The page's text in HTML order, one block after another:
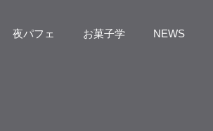
夜パフェ お菓子学 NEWS